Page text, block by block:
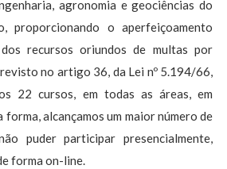
agronomia e geociências do
proporcionando o aperfeiçoamento
recursos oriundos de multas por
no artigo 36, da Lei nº 5.194/66,
22 cursos, em todas as áreas, em
alcançamos um maior número de
puder participar presencialmente,
forma on-line.